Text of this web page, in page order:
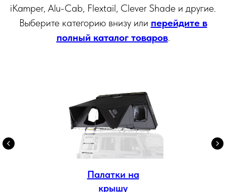
iKamper, Alu-Cab, Flextail, Clever Shade и другие.
Выберите категорию внизу или перейдите в
полный каталог товаров.
Палатки на
крышу